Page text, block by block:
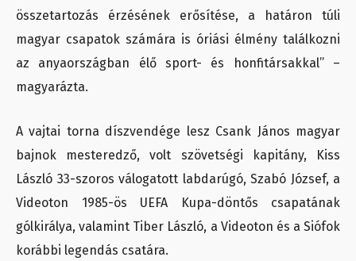
összetartozás érzésének erősítése, a határon túli
magyar csapatok számára is óriási élmény találkozni
az anyaországban élő sport- és honfitársakkal” –
magyarázta.
A vajtai torna díszvendége lesz Csank János magyar
bajnok mesteredző, volt szövetségi kapitány, Kiss
László 33-szoros válogatott labdarúgó, Szabó József, a
Videoton 1985-ös UEFA Kupa-döntős csapatának
gólkirálya, valamint Tiber László, a Videoton és a Siófok
korábbi legendás csatára.